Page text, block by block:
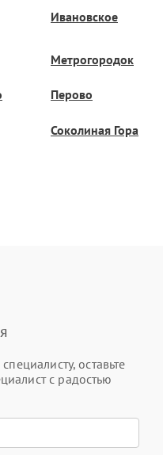
Ивановское
Метрогородок
Перово
Соколиная Гора
оставьте
с радостью